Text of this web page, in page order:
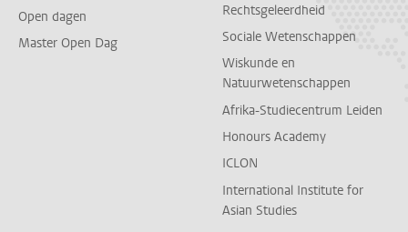
Open dagen
Master Open Dag
Rechtsgeleerdheid
Sociale Wetenschappen
Wiskunde en
Natuurwetenschappen
Afrika-Studiecentrum Leiden
Honours Academy
ICLON
International Institute for
Asian Studies